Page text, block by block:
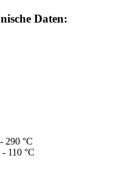
Daten:
290 °C
- 110 °C